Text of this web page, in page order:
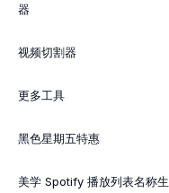
器
视频切割器
更多工具
黑色星期五特惠
美学 Spotify 播放列表名称生